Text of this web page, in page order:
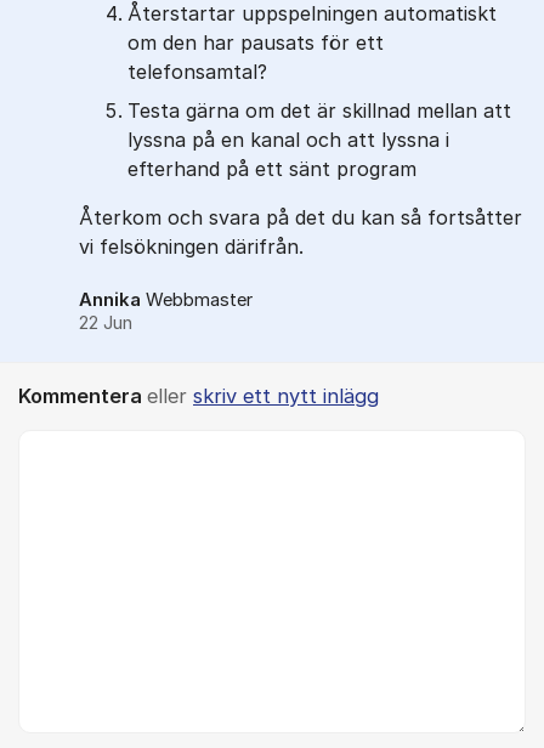
Återstartar uppspelningen automatiskt
om den har pausats för ett
telefonsamtal?
Testa gärna om det är skillnad mellan att
lyssna på en kanal och att lyssna i
efterhand på ett sänt program
Återkom och svara på det du kan så fortsåtter
vi felsökningen därifrån.
Annika Webbmaster
22 Jun
Kommentera eller skriv ett nytt inlägg